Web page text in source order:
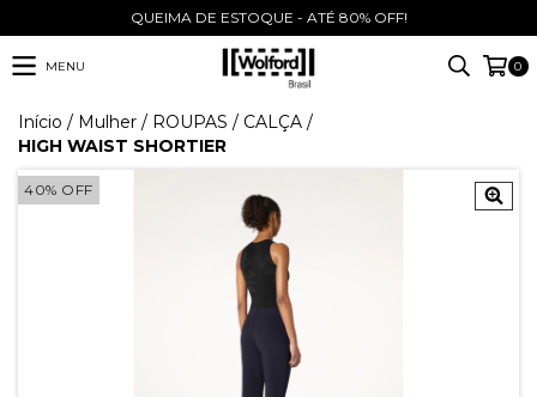
QUEIMA DE ESTOQUE - ATÉ 80% OFF!
MENU 0
Início / Mulher / ROUPAS / CALÇA /
HIGH WAIST SHORTIER
40% OFF